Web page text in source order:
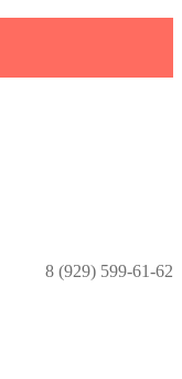
8 (929) 599-61-62